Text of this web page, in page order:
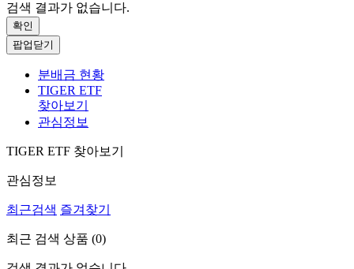
검색 결과가 없습니다.
확인
팝업닫기
분배금 현황
TIGER ETF
찾아보기
관심정보
TIGER ETF 찾아보기
관심정보
최근검색 즐겨찾기
최근 검색 상품 (0)